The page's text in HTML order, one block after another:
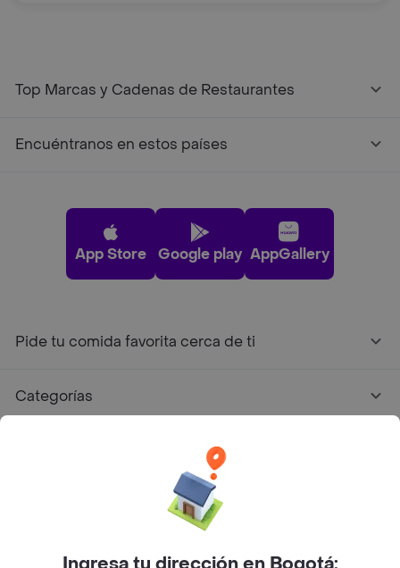
Top Marcas y Cadenas de Restaurantes
Encuéntranos en estos países
App Store Google play AppGallery
Pide tu comida favorita cerca de ti
Categorías
Facebook
Twitter
Instagram